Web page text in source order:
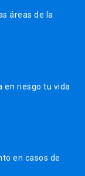
áreas de la
en riesgo tu vida
en casos de